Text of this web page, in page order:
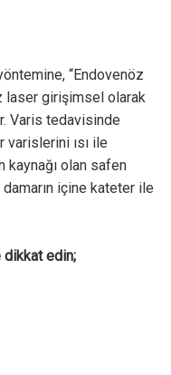
“Endovenöz
laser girişimsel olarak
Varis tedavisinde
varislerini ısı ile
kaynağı olan safen
içine kateter ile
dikkat edin;